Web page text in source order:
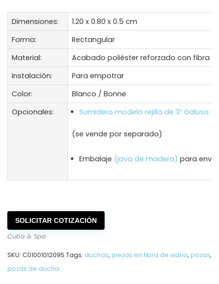
Dimensiones:
1.20 x 0.80 x 0.5 cm
Forma:
Rectangular
Material:
Acabado poliéster reforzado con fibra
Instalación:
Para empotrar
Color:
Blanco / Bonne
Opcionales:
Sumidero modelo rejilla de 3″ Galusa
(se vende por separado)
Embalaje (java de madera) para
SOLICITAR COTIZACIÓN
Cuba & Spa
SKU: C01001012095 Tags: duchas, piezas en fibra de vidrio, pozas,
pozas de ducha